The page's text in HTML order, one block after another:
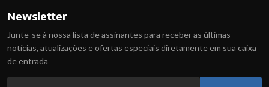
Newsletter
Junte-se à nossa lista de assinantes para receber as últimas
notícias, atualizações e ofertas especiais diretamente em sua caixa
de entrada